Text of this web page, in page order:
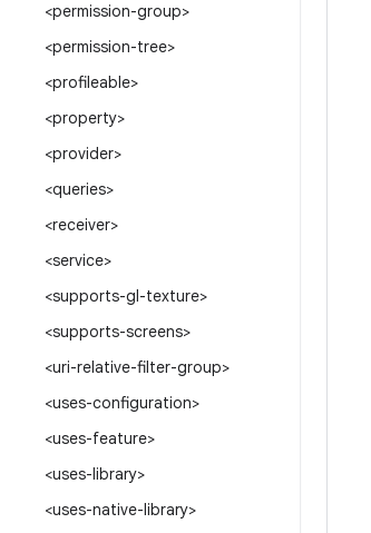
<permission-group>
<permission-tree>
<profileable>
<property>
<provider>
<queries>
<receiver>
<service>
<supports-gl-texture>
<supports-screens>
<uri-relative-filter-group>
<uses-configuration>
<uses-feature>
<uses-library>
<uses-native-library>